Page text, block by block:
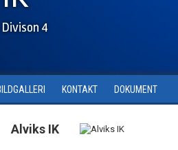
4
KONTAKT DOKUMENT
Alviks IK